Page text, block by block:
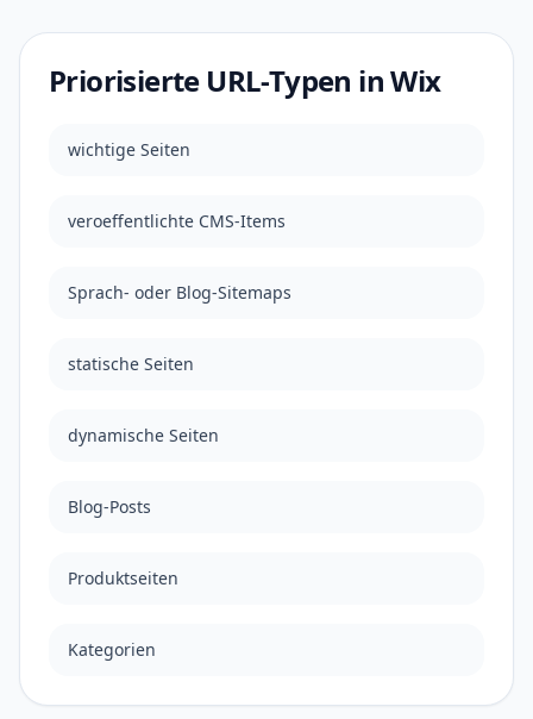
Priorisierte URL-Typen in Wix
wichtige Seiten
veroeffentlichte CMS-Items
Sprach- oder Blog-Sitemaps
statische Seiten
dynamische Seiten
Blog-Posts
Produktseiten
Kategorien